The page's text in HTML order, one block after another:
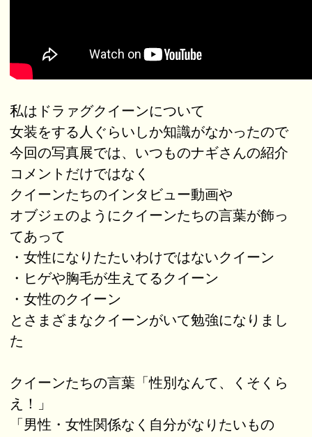
私はドラァグクイーンについて
女装をする人ぐらいしか知識がなかったので
今回の写真展では、いつものナギさんの紹介
コメントだけではなく
クイーンたちのインタビュー動画や
オブジェのようにクイーンたちの言葉が飾っ
てあって
・女性になりたたいわけではないクイーン
・ヒゲや胸毛が生えてるクイーン
・女性のクイーン
とさまざまなクイーンがいて勉強になりまし
た
クイーンたちの言葉「性別なんて、くそくら
え！」
「男性・女性関係なく自分がなりたいもの